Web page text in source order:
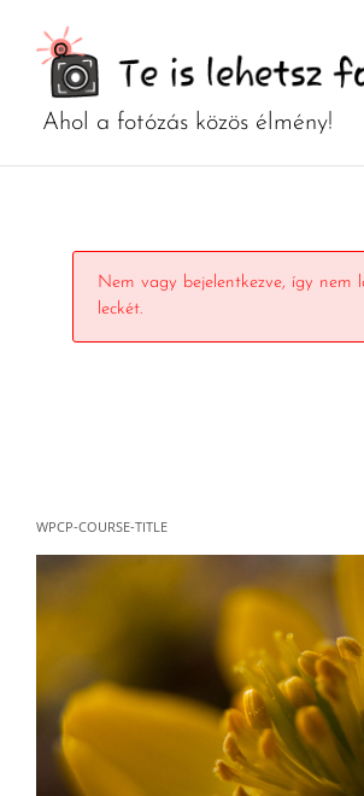
Nem vagy bejelentkezve, így nem
leckét.
WPCP-COURSE-TITLE